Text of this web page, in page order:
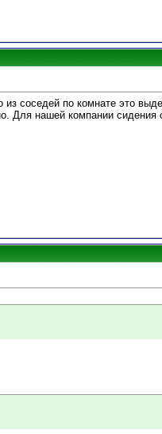
соседей по комнате это
Для нашей компании сидения